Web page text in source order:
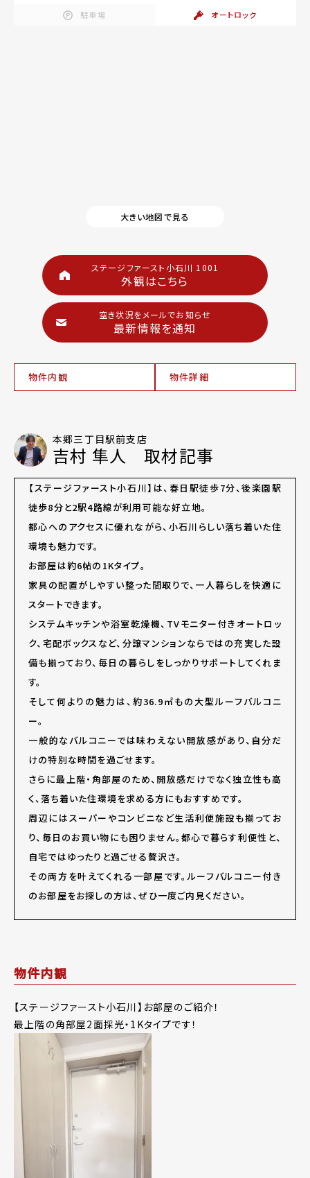
駐車場
オートロック
大きい地図で見る
ステージファースト小石川 1001
外観はこちら
空き状況をメールでお知らせ
最新情報を通知
物件内観 物件詳細
本郷三丁目駅前支店
吉村 隼人 取材記事
【ステージファースト小石川】は、春日駅徒歩7分、後楽園駅
徒歩8分と2駅4路線が利用可能な好立地。
都心へのアクセスに優れながら、小石川らしい落ち着いた住
環境も魅力です。
お部屋は約6帖の1Kタイプ。
家具の配置がしやすい整った間取りで、一人暮らしを快適に
スタートできます。
システムキッチンや浴室乾燥機、TVモニター付きオートロッ
ク、宅配ボックスなど、分譲マンションならではの充実した設
備も揃っており、毎日の暮らしをしっかりサポートしてくれま
す。
そして何よりの魅力は、約36.9㎡もの大型ルーフバルコニ
ー。
一般的なバルコニーでは味わえない開放感があり、自分だ
けの特別な時間を過ごせます。
さらに最上階・角部屋のため、開放感だけでなく独立性も高
く、落ち着いた住環境を求める方にもおすすめです。
周辺にはスーパーやコンビニなど生活利便施設も揃ってお
り、毎日のお買い物にも困りません。都心で暮らす利便性と、
自宅ではゆったりと過ごせる贅沢さ。
その両方を叶えてくれる一部屋です。ルーフバルコニー付き
のお部屋をお探しの方は、ぜひ一度ご内見ください。
物件内観
【ステージファースト小石川】お部屋のご紹介！
最上階の角部屋2面採光・1Kタイプです！